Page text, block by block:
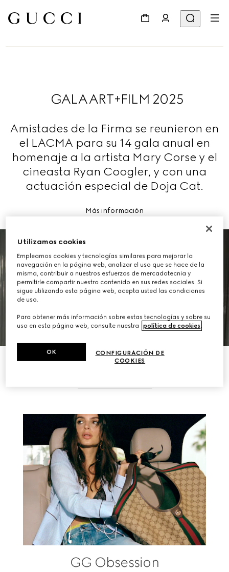
GALA ART+FILM 2025
Amistades de la Firma se reunieron en
el LACMA para su 14 gala anual en
homenaje a la artista Mary Corse y el
cineasta Ryan Coogler, y con una
actuación especial de Doja Cat.
Más información
VER QUIÉN ASISTIÓ
HISTORIAS RELACIONADAS
GG Obsession
Utilizamos cookies
Empleamos cookies y tecnologías similares para mejorar la
navegación en la página web, analizar el uso que se hace de la
misma, contribuir a nuestros esfuerzos de mercadotecnia y
permitirle compartir nuestro contenido en sus redes sociales. Si
sigue utilizando esta página web, acepta usted las condiciones
de uso.
Para obtener más información sobre estas tecnologías y sobre su
uso en esta página web, consulte nuestra
política de cookies
CONFIGURACIÓN DE
COOKIES
OK